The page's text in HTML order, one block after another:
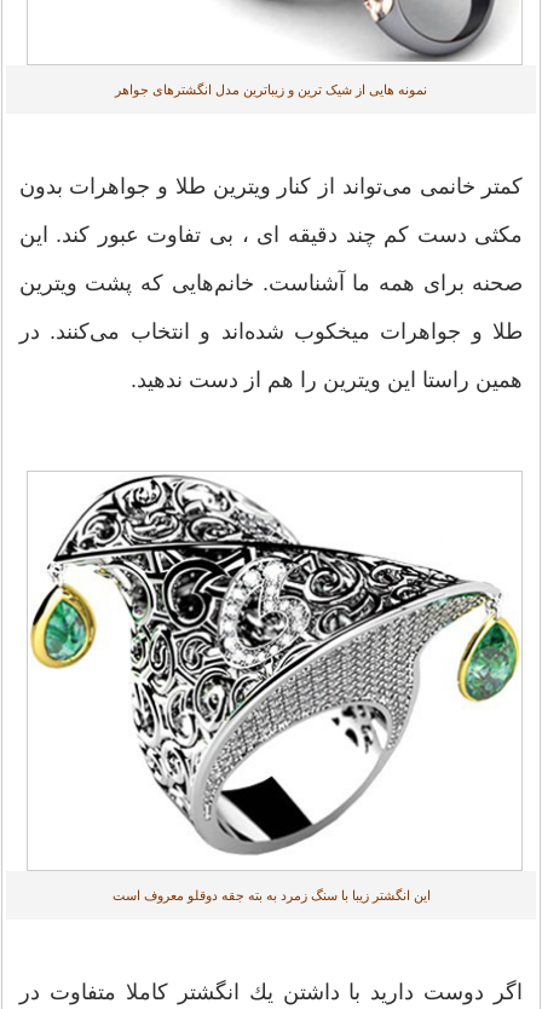
نمونه هایی از شیک ترین و زیباترین مدل انگشترهای جواهر
کمتر خانمی می‌تواند از کنار ویترین طلا و جواهرات بدون
مکثی دست کم چند دقیقه ای ، بی تفاوت عبور کند. این
صحنه برای همه ما آشناست. خانم‌هایی که پشت ویترین
طلا و جواهرات میخکوب شده‌اند و انتخاب می‌کنند. در
همین راستا این ویترین را هم از دست ندهید.
اين انگشتر زيبا با سنگ زمرد به بته جقه دوقلو معروف است
اگر دوست داريد با داشتن يك انگشتر كاملا متفاوت در